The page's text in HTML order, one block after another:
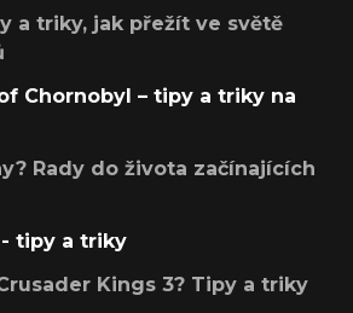
a triky, jak přežít ve světě
Chornobyl – tipy a triky na
Rady do života začínajících
tipy a triky
Kings 3? Tipy a triky